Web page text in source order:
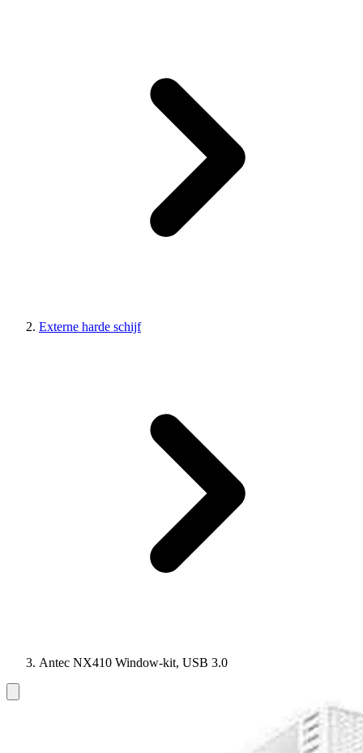
Externe harde schijf
Antec NX410 Window-kit, USB 3.0